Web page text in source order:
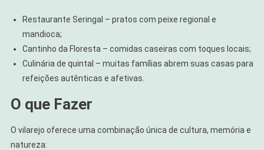
Restaurante Seringal – pratos com peixe regional e
mandioca;
Cantinho da Floresta – comidas caseiras com toques locais;
Culinária de quintal – muitas famílias abrem suas casas para
refeições autênticas e afetivas.
O que Fazer
O vilarejo oferece uma combinação única de cultura, memória e
natureza: